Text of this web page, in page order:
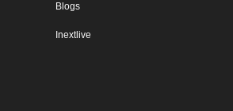
Blogs
Inextlive